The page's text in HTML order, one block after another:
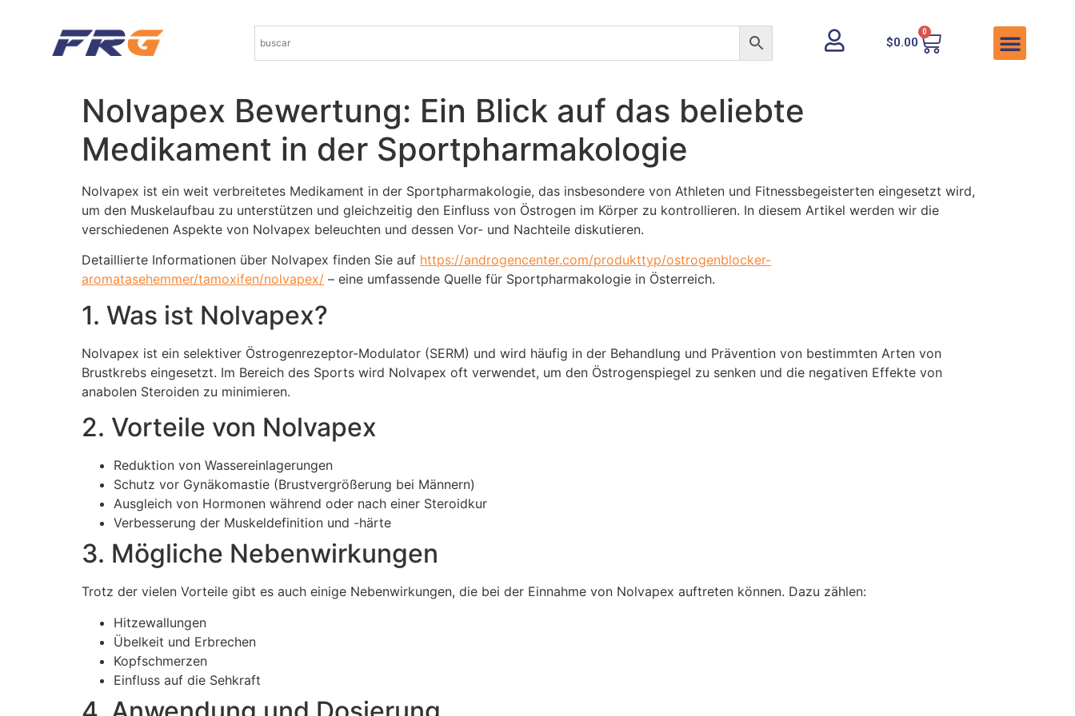
$0.00
0
Nolvapex Bewertung: Ein Blick auf das beliebte
Medikament in der Sportpharmakologie
Nolvapex ist ein weit verbreitetes Medikament in der Sportpharmakologie, das insbesondere von Athleten und Fitnessbegeisterten eingesetzt wird,
um den Muskelaufbau zu unterstützen und gleichzeitig den Einfluss von Östrogen im Körper zu kontrollieren. In diesem Artikel werden wir die
verschiedenen Aspekte von Nolvapex beleuchten und dessen Vor- und Nachteile diskutieren.
Detaillierte Informationen über Nolvapex finden Sie auf https://androgencenter.com/produkttyp/ostrogenblocker-
aromatasehemmer/tamoxifen/nolvapex/ – eine umfassende Quelle für Sportpharmakologie in Österreich.
1. Was ist Nolvapex?
Nolvapex ist ein selektiver Östrogenrezeptor-Modulator (SERM) und wird häufig in der Behandlung und Prävention von bestimmten Arten von
Brustkrebs eingesetzt. Im Bereich des Sports wird Nolvapex oft verwendet, um den Östrogenspiegel zu senken und die negativen Effekte von
anabolen Steroiden zu minimieren.
2. Vorteile von Nolvapex
Reduktion von Wassereinlagerungen
Schutz vor Gynäkomastie (Brustvergrößerung bei Männern)
Ausgleich von Hormonen während oder nach einer Steroidkur
Verbesserung der Muskeldefinition und -härte
3. Mögliche Nebenwirkungen
Trotz der vielen Vorteile gibt es auch einige Nebenwirkungen, die bei der Einnahme von Nolvapex auftreten können. Dazu zählen:
Hitzewallungen
Übelkeit und Erbrechen
Kopfschmerzen
Einfluss auf die Sehkraft